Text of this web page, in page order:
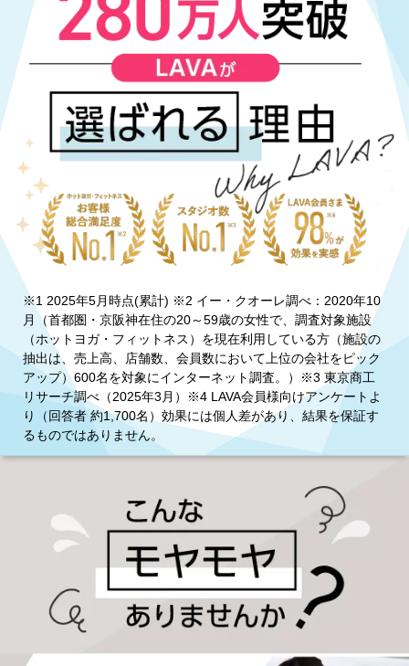
※1 2025年5月時点(累計) ※2 イー・クオーレ調べ：2020年10
月（首都圏・京阪神在住の20～59歳の女性で、調査対象施設
（ホットヨガ・フィットネス）を現在利用している方（施設の
抽出は、売上高、店舗数、会員数において上位の会社をピック
アップ）600名を対象にインターネット調査。）※3 東京商工
リサーチ調べ（2025年3月）※4 LAVA会員様向けアンケートよ
り（回答者 約1,700名）効果には個人差があり、結果を保証す
るものではありません。